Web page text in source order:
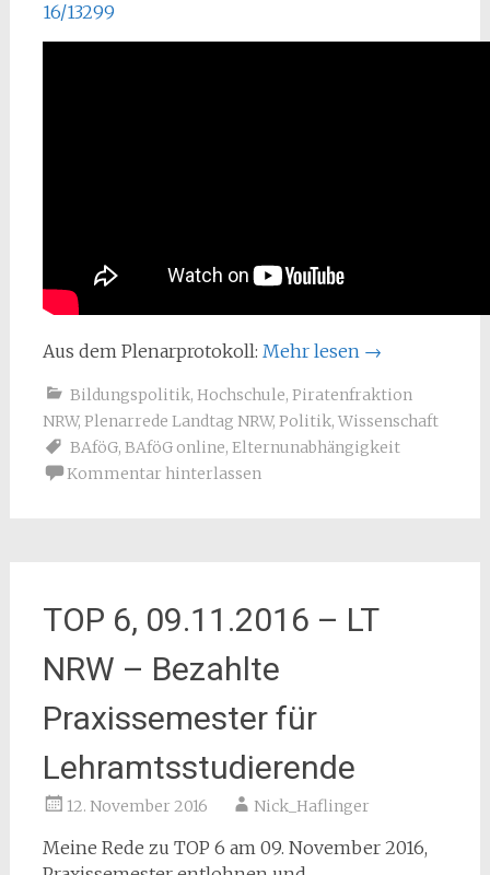
16/13299
Aus dem Plenarprotokoll: Mehr lesen →
Bildungspolitik, Hochschule, Piratenfraktion
NRW, Plenarrede Landtag NRW, Politik, Wissenschaft
BAföG, BAföG online, Elternunabhängigkeit
Kommentar hinterlassen
TOP 6, 09.11.2016 – LT
NRW – Bezahlte
Praxissemester für
Lehramtsstudierende
12. November 2016 Nick_Haflinger
Meine Rede zu TOP 6 am 09. November 2016,